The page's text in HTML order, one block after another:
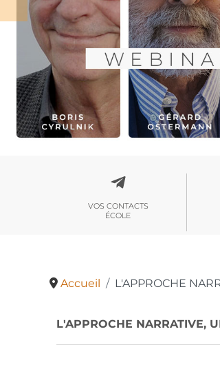
VOS CONTACTS
ÉCOLE
Accueil L'APPROCHE
L'APPROCHE NARRATIVE,